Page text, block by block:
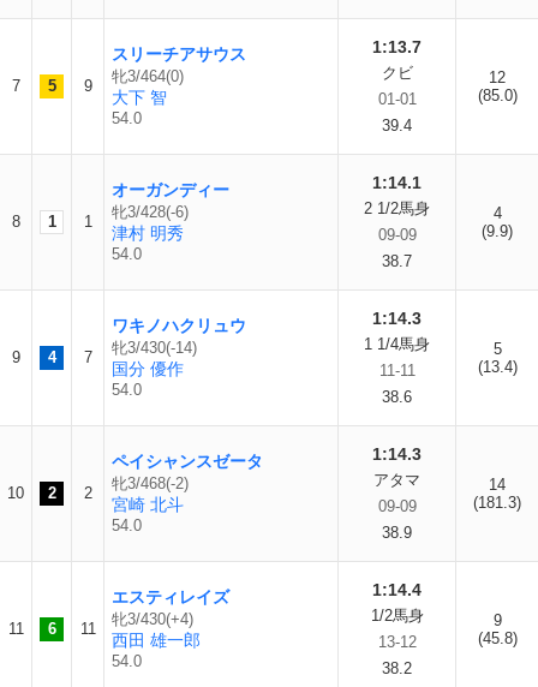
7 5 9
スリーチアサウス
牝3/464(0)
大下 智
54.0
1:13.7
クビ
01-01
39.4
12
(85.0)
8 1 1
オーガンディー
牝3/428(-6)
津村 明秀
54.0
1:14.1
2 1/2馬身
09-09
38.7
4
(9.9)
9 4 7
ワキノハクリュウ
牝3/430(-14)
国分 優作
54.0
1:14.3
1 1/4馬身
11-11
38.6
5
(13.4)
10 2 2
ペイシャンスゼータ
牝3/468(-2)
宮崎 北斗
54.0
1:14.3
アタマ
09-09
38.9
14
(181.3)
11 6 11
エスティレイズ
牝3/430(+4)
西田 雄一郎
54.0
1:14.4
1/2馬身
13-12
38.2
9
(45.8)